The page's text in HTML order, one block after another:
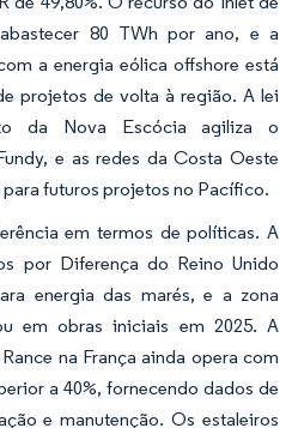
80 TWh por ano, e a
a energia eólica offshore está
projetos de volta à região. A lei
da Nova Escócia agiliza o
e as redes da Costa Oeste
futuros projetos no Pacífico.
em termos de políticas. A
por Diferença do Reino Unido
energia das marés, e a zona
em obras iniciais em 2025. A
na França ainda opera com
a 40%, fornecendo dados de
e manutenção. Os estaleiros